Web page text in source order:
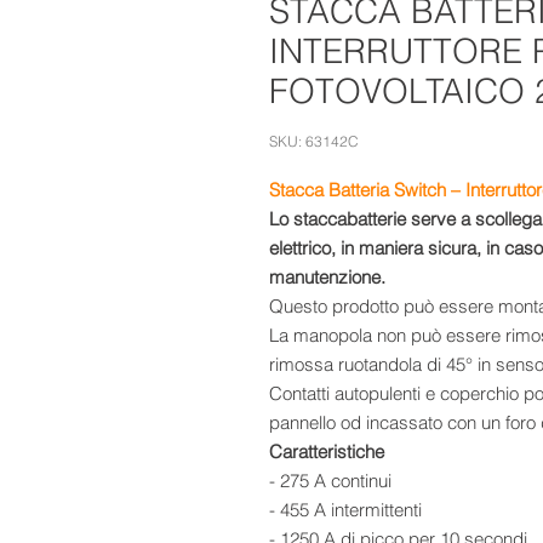
STACCA
INTERRUTTORE
FOTOVOLTAICO
SKU: 63142C
Stacca Batteria Switch –
Lo staccabatterie serve a
elettrico, in maniera sicura, in
manutenzione.
Questo prodotto può essere
La manopola non può essere
rimossa ruotandola di 45° in
Contatti autopulenti e coperchio
pannello od incassato con un foro
Caratteristiche
- 275 A continui
- 455 A intermittenti